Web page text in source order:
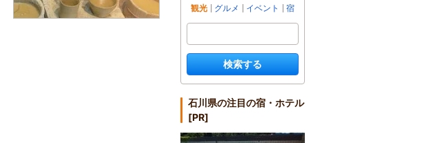
観光 グルメ イベント 宿
検索する
石川県の注目の宿・ホテル
[PR]